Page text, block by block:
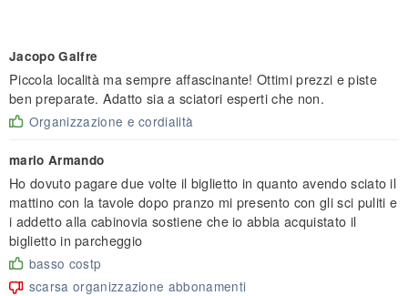
Jacopo Galfre
Piccola località ma sempre affascinante! Ottimi prezzi e piste
ben preparate. Adatto sia a sciatori esperti che non.
Organizzazione e cordialità
mario Armando
Ho dovuto pagare due volte il biglietto in quanto avendo sciato il
mattino con la tavole dopo pranzo mi presento con gli sci puliti e
i addetto alla cabinovia sostiene che io abbia acquistato il
biglietto in parcheggio
basso costp
scarsa organizzazione abbonamenti